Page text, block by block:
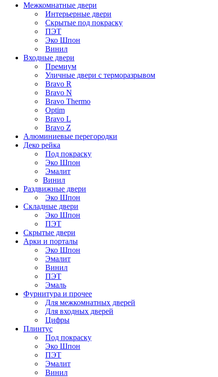
Межкомнатные двери
Интерьерные двери
Скрытые под покраску
ПЭТ
Эко Шпон
Винил
Входные двери
Премиум
Уличные двери с терморазрывом
Bravo R
Bravo N
Bravo Thermo
Optim
Bravo L
Bravo Z
Алюминиевые перегородки
Деко рейка
Под покраску
Эко Шпон
Эмалит
Винил
Раздвижные двери
Эко Шпон
Складные двери
Эко Шпон
ПЭТ
Скрытые двери
Арки и порталы
Эко Шпон
Эмалит
Винил
ПЭТ
Эмаль
Фурнитура и прочее
Для межкомнатных дверей
Для входных дверей
Цифры
Плинтус
Под покраску
Эко Шпон
ПЭТ
Эмалит
Винил